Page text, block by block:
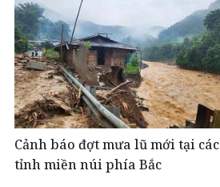
Cảnh báo đợt mưa lũ mới tại các
tỉnh miền núi phía Bắc